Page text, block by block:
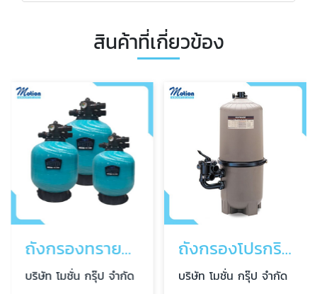
สินค้าที่เกี่ยวข้อง
ถังกรองทรายสระว่ายน้ำ
บริษัท โมชั่น กรุ๊ป จำกัด
ถังกรองโปรกริดสระว่ายน้ำ
บริษัท โมชั่น กรุ๊ป จำกัด